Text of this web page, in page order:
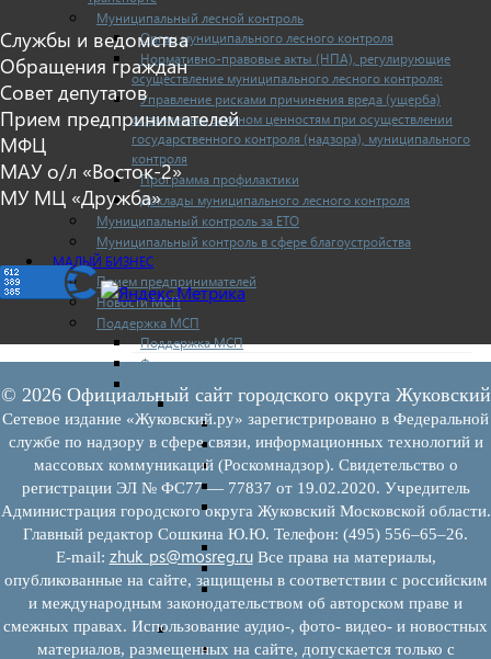
Муниципальный лесной контроль
Орган муниципального лесного контроля
Нормативно-правовые акты (НПА), регулирующие
осуществление муниципального лесного контроля:
Управление рисками причинения вреда (ущерба)
охраняемым законом ценностям при осуществлении
государственного контроля (надзора), муниципального
контроля
Программа профилактики
Доклады муниципального лесного контроля
Муниципальный контроль за ЕТО
Муниципальный контроль в сфере благоустройства
МАЛЫЙ БИЗНЕС
Прием предпринимателей
Новости МСП
Поддержка МСП
Поддержка МСП
Финансовая поддержка
Имущественная поддержка
Нормативно-правовые акты
Федеральное законодательство
Региональное законодательство
Порядок формирования и ведения
Порядок предоставления имущества из
Нормативные правовые акты по
перечней
Административные регламенты
Программы по развитию МСП
Нормативные правовые акты по
мерам поддержки субъектов МСП
Имущество для бизнеса
Перечень имущества для МСП
Службы и ведомства
Обращения граждан
Совет депутатов
Прием предпринимателей
МФЦ
МАУ о/л «Восток-2»
МУ МЦ «Дружба»
© 2026 Официальный сайт городского округа Жуковский
Сетевое издание «Жуковский.ру» зарегистрировано в Федеральной
службе по надзору в сфере связи, информационных технологий и
массовых коммуникаций (Роскомнадзор). Свидетельство о
регистрации ЭЛ № ФС77 — 77837 от 19.02.2020. Учредитель
Администрация городского округа Жуковский Московской области.
Главный редактор Сошкина Ю.Ю. Телефон: (495) 556–65–26.
E‑mail: zhuk_ps@mosreg.ruВсе права на материалы,
опубликованные на сайте, защищены в соответствии с российским
и международным законодательством об авторском праве и
смежных правах. Использование аудио-, фото- видео- и новостных
материалов, размещенных на сайте, допускается только с